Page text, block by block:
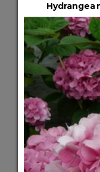
Hydrangea